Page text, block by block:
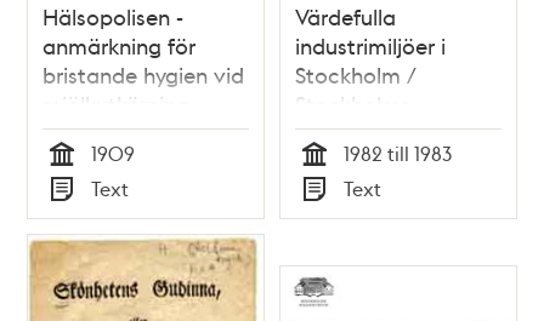
Hälsopolisen -
anmärkning för
bristande hygien vid
mjölkutkörning
Tid
1909
Typ
Text
Värdefulla
industrimiljöer i
Stockholm /
Stockholms
stadsmuseum
Tid
1982 till 1983
Typ
Text